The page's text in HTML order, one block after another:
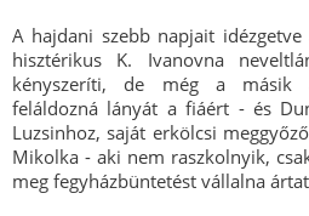
A hajdani szebb napjait idézgetve
hisztérikus K. Ivanovna
kényszeríti, de még a másik
feláldozná lányát a fiáért - és
Luzsinhoz, saját erkölcsi
Mikolka - aki nem raszkolnyik,
meg fegyházbüntetést vállalna